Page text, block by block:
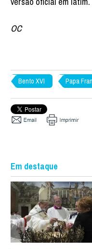
OC
Bento XVI Papa
Em destaque